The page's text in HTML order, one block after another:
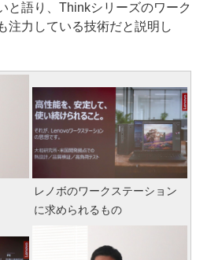
と語り、Thinkシリーズのワーク
注力している技術だと説明し
レノボのワークステーション
に求められるもの